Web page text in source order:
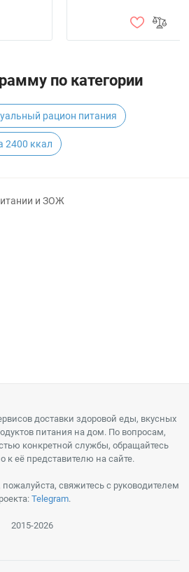
по категории
рацион питания
2400 ккал
и ЗОЖ
доставки здоровой еды, вкусных
питания на дом. По вопросам,
конкретной службы, обращайтесь
к её представителю на сайте.
пожалуйста, свяжитесь с руководителем
Telegram.
2015-2026